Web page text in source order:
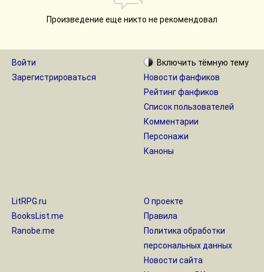
Произведение еще никто не рекомендовал
Войти
Зарегистрироваться
Включить тёмную тему
Новости фанфиков
Рейтинг фанфиков
Список пользователей
Комментарии
Персонажи
Каноны
LitRPG.ru
BooksList.me
Ranobe.me
О проекте
Правила
Политика обработки
персональных данных
Новости сайта